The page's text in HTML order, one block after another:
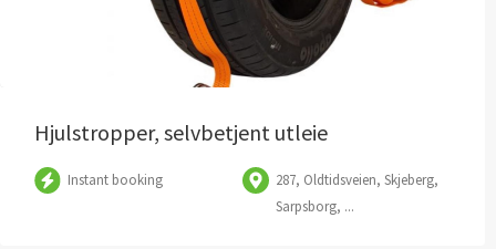
Hjulstropper, selvbetjent utleie
Instant booking
287, Oldtidsveien, Skjeberg,
Sarpsborg, ...